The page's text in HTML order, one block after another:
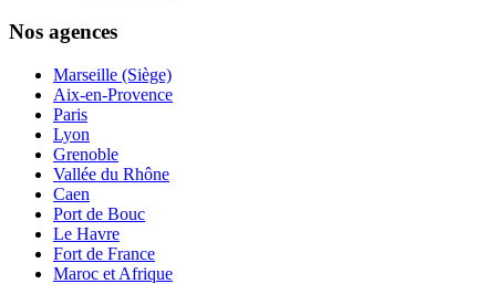
Nos agences
Marseille (Siège)
Aix-en-Provence
Paris
Lyon
Grenoble
Vallée du Rhône
Caen
Port de Bouc
Le Havre
Fort de France
Maroc et Afrique